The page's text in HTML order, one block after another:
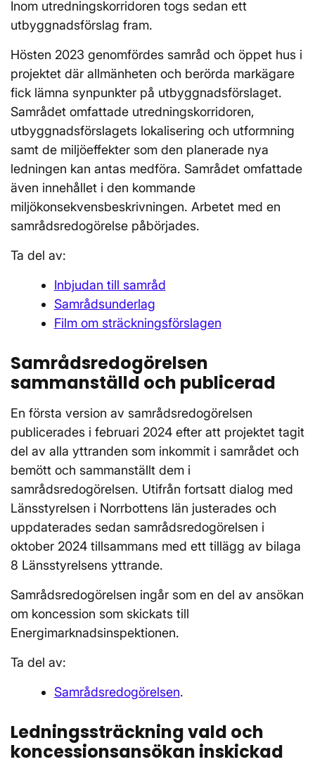
Inom utredningskorridoren togs sedan ett
utbyggnadsförslag fram.
Hösten 2023 genomfördes samråd och öppet hus i
projektet där allmänheten och berörda markägare
fick lämna synpunkter på utbyggnadsförslaget.
Samrådet omfattade utredningskorridoren,
utbyggnadsförslagets lokalisering och utformning
samt de miljöeffekter som den planerade nya
ledningen kan antas medföra. Samrådet omfattade
även innehållet i den kommande
miljökonsekvensbeskrivningen. Arbetet med en
samrådsredogörelse påbörjades.
Ta del av:
Inbjudan till samråd
Samrådsunderlag
Film om sträckningsförslagen
Samrådsredogörelsen
sammanställd och publicerad
En första version av samrådsredogörelsen
publicerades i februari 2024 efter att projektet tagit
del av alla yttranden som inkommit i samrådet och
bemött och sammanställt dem i
samrådsredogörelsen. Utifrån fortsatt dialog med
Länsstyrelsen i Norrbottens län justerades och
uppdaterades sedan samrådsredogörelsen i
oktober 2024 tillsammans med ett tillägg av bilaga
8 Länsstyrelsens yttrande.
Samrådsredogörelsen ingår som en del av ansökan
om koncession som skickats till
Energimarknadsinspektionen.
Ta del av:
Samrådsredogörelsen.
Ledningssträckning vald och
koncessionsansökan inskickad